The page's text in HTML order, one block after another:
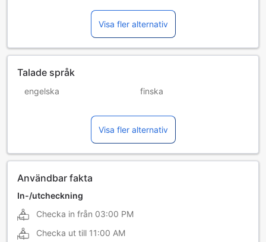
Visa fler alternativ
Talade språk
engelska finska
tyska
Visa fler alternativ
Användbar fakta
In-/utcheckning
Checka in från 03:00 PM
Checka ut till 11:00 AM